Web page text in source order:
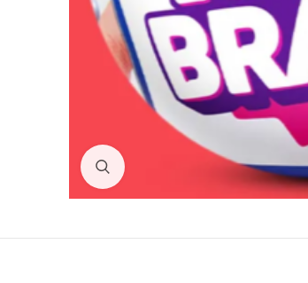
Нажмите для увеличения